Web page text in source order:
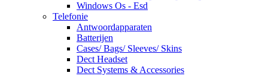
Windows Os - Esd
Telefonie
Antwoordapparaten
Batterijen
Cases/ Bags/ Sleeves/ Skins
Dect Headset
Dect Systems & Accessories